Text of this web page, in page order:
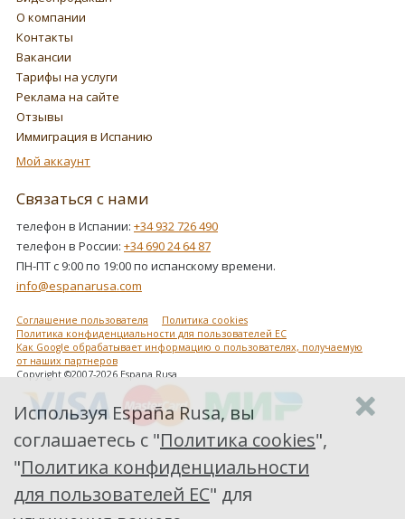
О компании
Контакты
Вакансии
Тарифы на услуги
Реклама на сайте
Отзывы
Иммиграция в Испанию
Мой аккаунт
Связаться с нами
телефон в Испании: +34 932 726 490
телефон в России: +34 690 24 64 87
ПН-ПТ с 9:00 по 19:00 по испанскому времени.
info@espanarusa.com
Соглашение пользователя
Политика cookies
Политика конфиденциальности для пользователей ЕС
Как Google обрабатывает информацию о пользователях, получаемую
от наших партнеров
Copyright ©2007-2026 Espana Rusa
Используя España Rusa, вы
соглашаетесь с "Политика cookies",
"Политика конфиденциальности
для пользователей ЕС" для